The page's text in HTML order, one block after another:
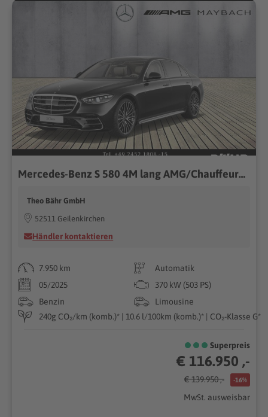
Mercedes-Benz S 580 4M lang AMG/Chauffeur/Burmester3D/Pano/360
Theo Bähr GmbH
52511 Geilenkirchen
Händler kontaktieren
7.950 km
Automatik
05/2025
370 kW (503 PS)
Benzin
Limousine
240g CO₂/km (komb.)* | 10.6 l/100km (komb.)* | CO₂-Klasse G*
Superpreis
€ 116.950 ,-
€ 139.950 ,- -16%
MwSt. ausweisbar